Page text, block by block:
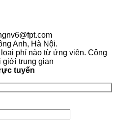
Anh, Hà Nội.
phí nào từ ứng viên. Công
giới trung gian
tuyến